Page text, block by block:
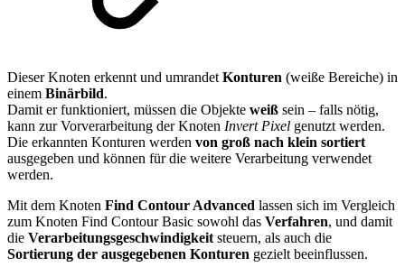
Dieser Knoten erkennt und umrandet Konturen (weiße Bereiche) in
einem Binärbild.
Damit er funktioniert, müssen die Objekte weiß sein – falls nötig,
kann zur Vorverarbeitung der Knoten Invert Pixel genutzt werden.
Die erkannten Konturen werden von groß nach klein sortiert
ausgegeben und können für die weitere Verarbeitung verwendet
werden.
Mit dem Knoten Find Contour Advanced lassen sich im Vergleich
zum Knoten Find Contour Basic sowohl das Verfahren, und damit
die Verarbeitungsgeschwindigkeit steuern, als auch die
Sortierung der ausgegebenen Konturen gezielt beeinflussen.